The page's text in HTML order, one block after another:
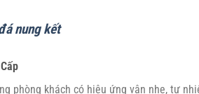
nung kết
phòng khách có hiệu ứng vân nhẹ, tự